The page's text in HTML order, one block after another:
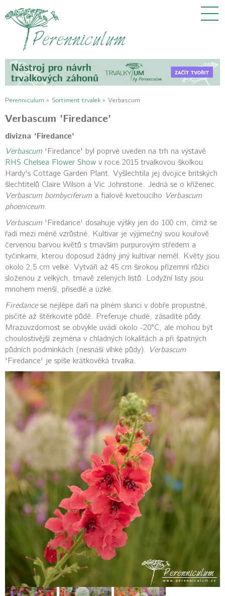
Perenniculum » Sortiment trvalek » Verbascum
Verbascum 'Firedance'
divizna 'Firedance'
Verbascum 'Firedance' byl poprvé uveden na trh na výstavě
RHS Chelsea Flower Show v roce 2015 trvalkovou školkou
Hardy's Cottage Garden Plant. Vyšlechtila jej dvojice britských
šlechtitelů Claire Wilson a Vic Johnstone. Jedná se o kříženec
Verbascum bombyciferum a fialově kvetoucího Verbascum
phoeniceum.
Verbascum 'Firedance' dosahuje výšky jen do 100 cm, čímž se
řadí mezi méně vzrůstné. Kultivar je výjimečný svou kouřově
červenou barvou květů s tmavším purpurovým středem a
tyčinkami, kterou doposud žádný jiný kultivar neměl. Květy jsou
okolo 2,5 cm velké. Vytváří až 45 cm širokou přízemní růžici
složenou z velkých, tmavě zelených listů. Lodyžní listy jsou
mnohem menší, přisedlé a úzké.
Firedancese nejlépe daří na plném slunci v dobře propustné,
písčité až štěrkovité půdě. Preferuje chudé, zásadité půdy.
Mrazuvzdornost se obvykle uvádí okolo -20°C, ale mohou být
choulostivější zejména v chladných lokalitách a při špatných
půdních podmínkách (nesnáší vlhké půdy). Verbascum
'Firedance' je spíše krátkověká trvalka.